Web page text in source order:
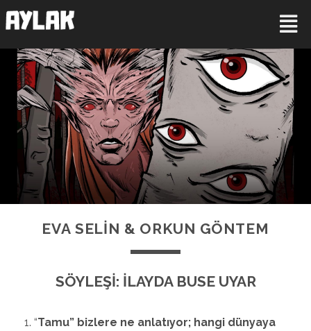
EVA SELİN & ORKUN GÖNTEM
SÖYLEŞİ: İLAYDA BUSE UYAR
“Tamu” bizlere ne anlatıyor; hangi dünyaya